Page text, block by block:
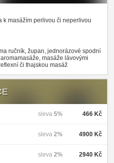
k masážím perlivou či neperlivou
ručník, župan, jednorázové spodní
masáže lávovými
či thajskou masáž
466 Kč
sleva 5%
4900 Kč
sleva 2%
2940 Kč
sleva 2%